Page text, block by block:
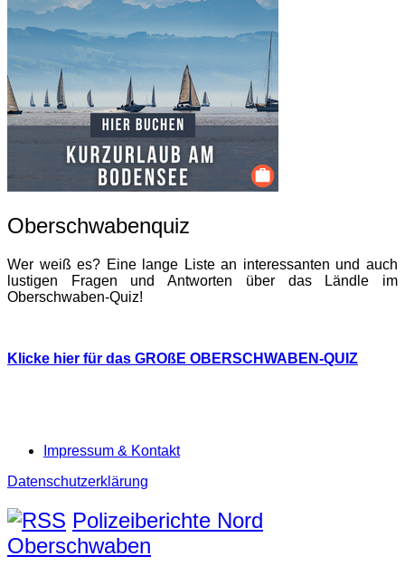
Oberschwabenquiz
Wer weiß es? Eine lange Liste an interessanten und auch
lustigen Fragen und Antworten über das Ländle im
Oberschwaben-Quiz!
Klicke hier für das GROßE OBERSCHWABEN-QUIZ
Impressum & Kontakt
Datenschutzerklärung
Polizeiberichte Nord
Oberschwaben